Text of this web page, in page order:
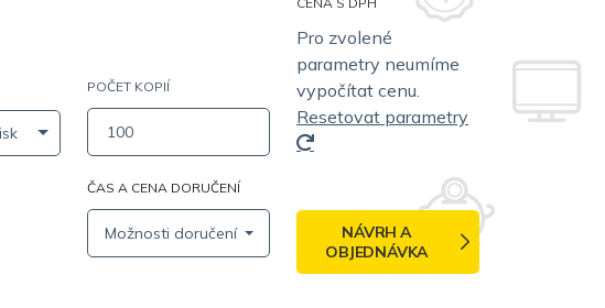
POČET KOPIÍ
Pro zvolené
parametry neumíme
vypočítat cenu.
Resetovat parametry
ČAS A CENA DORUČENÍ
Možnosti doručení
NÁVRH A
OBJEDNÁVKA